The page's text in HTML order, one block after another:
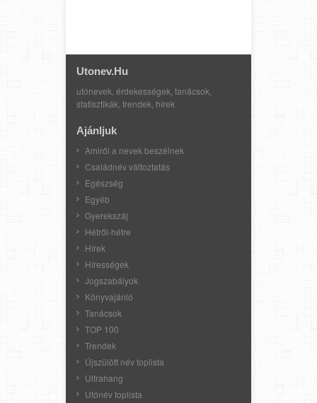
Utonev.hu
utónevek, érdekességek, tanácsok,
statisztikák, trendek, hírek
Ajánljuk
Amiről a nevek beszélnek
Családnév változtatás
Egészség
Egyéb
Gyerekszáj
Hétről-hétre
Hírek
Hírességek
Jogszabályok
Könyvajánló
Tanácsok
TOP 100
Trendek
Újszülött név toplista
Ultrahang
Utónév toplista